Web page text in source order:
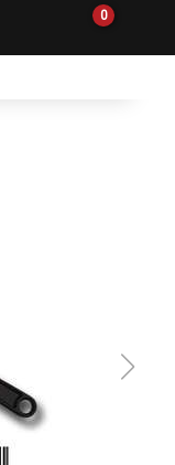
0
Reservdelar
Sprängskisser